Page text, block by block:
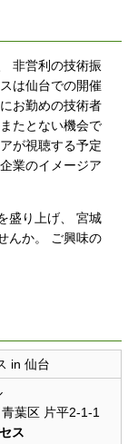
非営利の技術振
は仙台での開催
お勤めの技術者
たとない機会で
が視聴する予定
業のイメージア
盛り上げ、 宮城
んか。 ご興味の
in 仙台
葉区 片平2-1-1
ス